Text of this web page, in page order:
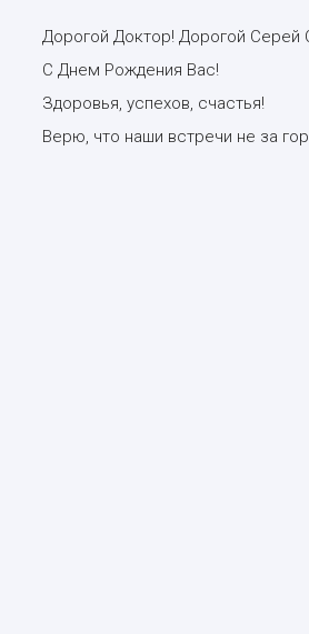
Дорогой Доктор! Дорогой Серей
С Днем Рождения Вас!
Здоровья, успехов, счастья!
Верю, что наши встречи не за